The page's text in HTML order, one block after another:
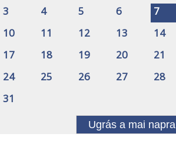
3
4 5 6 7
10
11 12 13 14
17
18 19 20 21
24
25 26 27 28
31
Ugrás a mai napra